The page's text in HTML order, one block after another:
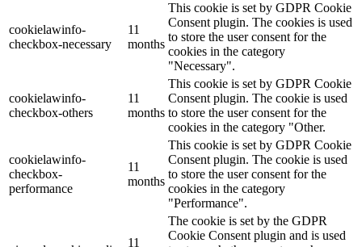
cookielawinfo-
checkbox-necessary
11
months
This cookie is set by GDPR Cookie
Consent plugin. The cookies is used
to store the user consent for the
cookies in the category
"Necessary".
cookielawinfo-
checkbox-others
11
months
This cookie is set by GDPR Cookie
Consent plugin. The cookie is used
to store the user consent for the
cookies in the category "Other.
cookielawinfo-
checkbox-
performance
11
months
This cookie is set by GDPR Cookie
Consent plugin. The cookie is used
to store the user consent for the
cookies in the category
"Performance".
11
The cookie is set by the GDPR
Cookie Consent plugin and is used